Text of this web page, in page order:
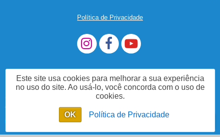
Enviar mensagem
Me Chame no WhatsApp
Política de Privacidade
Este site usa cookies para melhorar a sua experiência
no uso do site. Ao usá-lo, você concorda com o uso de
cookies.
OK Política de Privacidade